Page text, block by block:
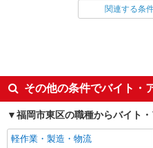
梱包・仕分け・ピッキング
ミドル（40代～）活躍中
週2～3日勤務OK
副業・WワークOK
関連する条
その他の条件でバイト・
福岡市東区の職種からバイト
軽作業・製造・物流